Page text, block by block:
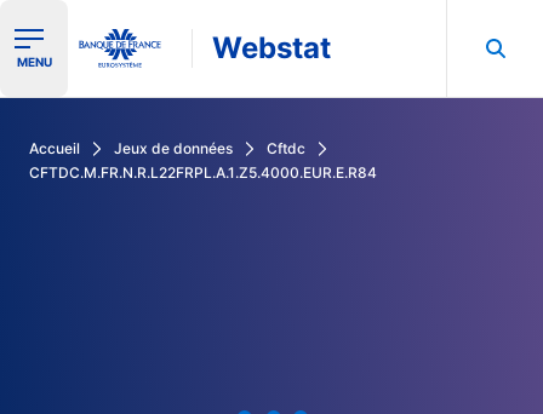
Ouvrir le menu de navigation
MENU Webstat
Accueil Jeux de données
Cftdc
CFTDC.M.FR.N.R.L22FRPL.A.1.Z5.4000.EUR.E.R84